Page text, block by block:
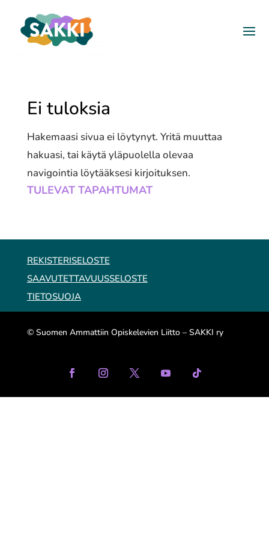
Ei tuloksia
Hakemaasi sivua ei löytynyt. Yritä muuttaa
hakuasi, tai käytä yläpuolella olevaa
navigointia löytääksesi kirjoituksen.
TULEVAT TAPAHTUMAT
REKISTERISELOSTE
SAAVUTETTAVUUSSELOSTE
TIETOSUOJA
© Suomen Ammattiin Opiskelevien Liitto – SAKKI ry